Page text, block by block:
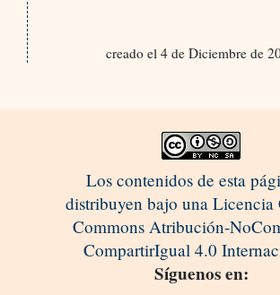
creado el 4 de Diciembre de
Los contenidos de esta
distribuyen bajo una Licencia
Commons Atribución-
CompartirIgual 4.0
Síguenos en: